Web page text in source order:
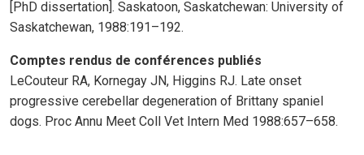
[PhD dissertation]. Saskatoon, Saskatchewan: University of
Saskatchewan, 1988:191–192.
Comptes rendus de conférences publiés
LeCouteur RA, Kornegay JN, Higgins RJ. Late onset
progressive cerebellar degeneration of Brittany spaniel
dogs. Proc Annu Meet Coll Vet Intern Med 1988:657–658.